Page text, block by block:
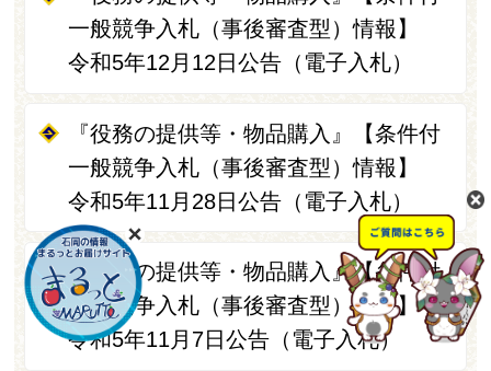
一般競争入札（事後審査型）情報】
令和5年12月12日公告（電子入札）
『役務の提供等・物品購入』【条件付
一般競争入札（事後審査型）情報】
令和5年11月28日公告（電子入札）
『役務の提供等・物品購入』【条件付
一般競争入札（事後審査型）情報】
令和5年11月7日公告（電子入札）